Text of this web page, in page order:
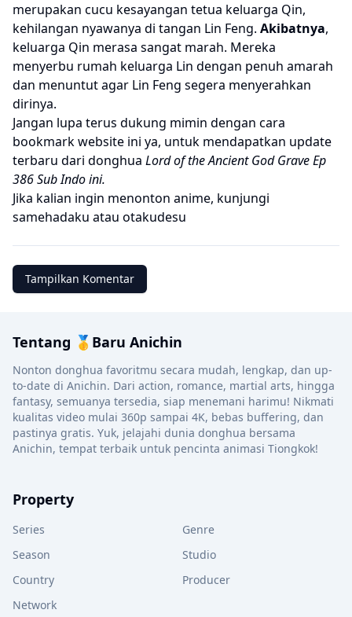
merupakan cucu kesayangan tetua keluarga Qin,
kehilangan nyawanya di tangan Lin Feng. Akibatnya,
keluarga Qin merasa sangat marah. Mereka
menyerbu rumah keluarga Lin dengan penuh amarah
dan menuntut agar Lin Feng segera menyerahkan
dirinya.
Jangan lupa terus dukung mimin dengan cara
bookmark website ini ya, untuk mendapatkan update
terbaru dari donghua Lord of the Ancient God Grave Ep
386 Sub Indo ini.
Jika kalian ingin menonton anime, kunjungi
samehadaku atau otakudesu
Tampilkan Komentar
Tentang 🥇Baru Anichin
Nonton donghua favoritmu secara mudah, lengkap, dan up-
to-date di Anichin. Dari action, romance, martial arts, hingga
fantasy, semuanya tersedia, siap menemani harimu! Nikmati
kualitas video mulai 360p sampai 4K, bebas buffering, dan
pastinya gratis. Yuk, jelajahi dunia donghua bersama
Anichin, tempat terbaik untuk pencinta animasi Tiongkok!
Property
Series
Genre
Season
Studio
Country
Producer
Network